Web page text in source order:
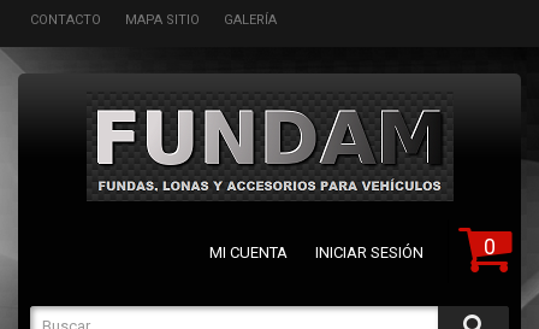
CONTACTO MAPA SITIO GALERÍA
0
MI CUENTA INICIAR SESIÓN